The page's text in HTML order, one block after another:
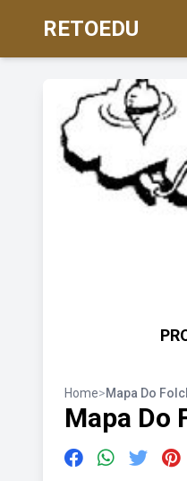
RETOEDU
Home>Mapa Do
Mapa Do